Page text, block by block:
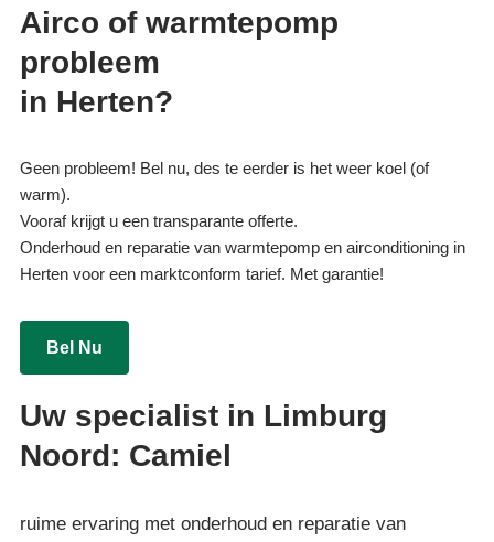
Airco of warmtepomp
probleem
in Herten?
Geen probleem! Bel nu, des te eerder is het weer koel (of
warm).
Vooraf krijgt u een transparante offerte.
Onderhoud en reparatie van warmtepomp en airconditioning in
Herten voor een marktconform tarief. Met garantie!
Bel Nu
Uw specialist in Limburg
Noord: Camiel
ruime ervaring met onderhoud en reparatie van